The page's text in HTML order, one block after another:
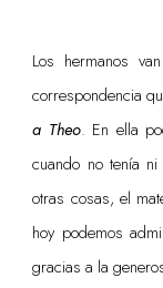
Los hermanos
correspondencia
a Theo. En ella
cuando no tenía
otras cosas, el
hoy podemos
gracias a la